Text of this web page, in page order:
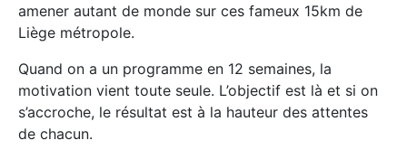
amener autant de monde sur ces fameux 15km de
Liège métropole.
Quand on a un programme en 12 semaines, la
motivation vient toute seule. L’objectif est là et si on
s’accroche, le résultat est à la hauteur des attentes
de chacun.